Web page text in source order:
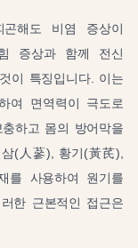
해도 비염 증상이
증상과 함께 전신
이 특징입니다. 이는
여 면역력이 극도로
하고 몸의 방어막을
(人蔘), 황기(黃芪),
사용하여 원기를
한 근본적인 접근은